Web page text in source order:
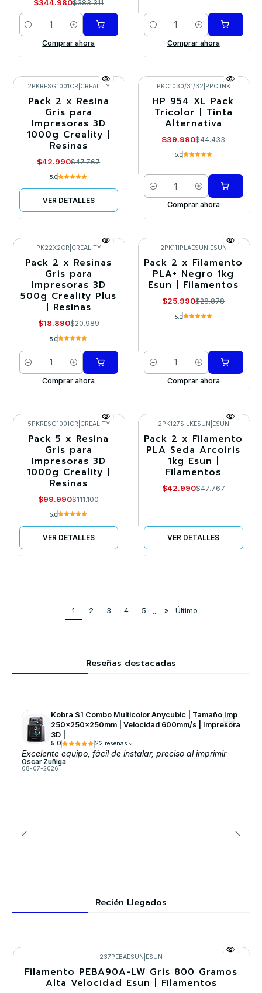
$344.980$383.311
Cantidad
Comprar ahora
Cantidad
Comprar ahora
-10%
Agotado
2PKRESG1001CR CREALITY
Pack 2 x Resina
Gris para
Impresoras 3D
1000g Creality |
Resinas
$42.990$47.767
5.0
VER DETALLES
-10%
PKC1030/31/32 PPC INK
HP 954 XL Pack
Tricolor | Tinta
Alternativa
$39.990$44.433
5.0
Cantidad
Comprar ahora
-10%
PK22X2CR CREALITY
Pack 2 x Resinas
Gris para
Impresoras 3D
500g Creality Plus
| Resinas
$18.890$20.989
5.0
Cantidad
Comprar ahora
-10%
2PK111PLAESUN ESUN
Pack 2 x Filamento
PLA+ Negro 1kg
Esun | Filamentos
$25.990$28.878
5.0
Cantidad
Comprar ahora
-10%
Agotado
5PKRESG1001CR CREALITY
Pack 5 x Resina
Gris para
Impresoras 3D
1000g Creality |
Resinas
$99.990$111.100
5.0
VER DETALLES
-10%
Agotado
2PK127SILKESUN ESUN
Pack 2 x Filamento
PLA Seda Arcoiris
1kg Esun |
Filamentos
$42.990$47.767
VER DETALLES
1 2 3 4 5 ... » Último
Reseñas destacadas
Kobra S1 Combo Multicolor Anycubic | Tamaño Imp
250x250x250mm | Velocidad 600mm/s | Impresora
3D |
5.0 22 reseñas
Excelente equipo, fácil de instalar, preciso al imprimir
Oscar Zuñiga
08-07-2026
Recién Llegados
-30%
237PEBAESUN ESUN
Filamento PEBA90A-LW Gris 800 Gramos
Alta Velocidad Esun | Filamentos